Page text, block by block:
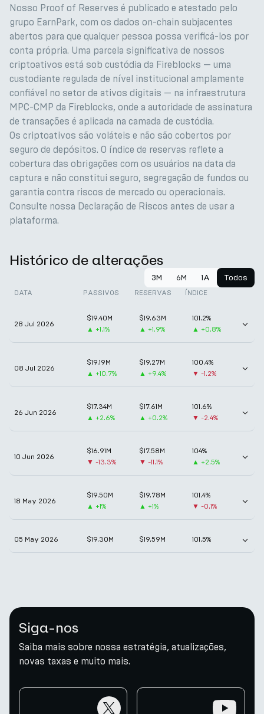
Nosso Proof of Reserves é publicado e atestado pelo
grupo EarnPark, com os dados on-chain subjacentes
abertos para que qualquer pessoa possa verificá-los por
conta própria. Uma parcela significativa de nossos
criptoativos está sob custódia da Fireblocks — uma
custodiante regulada de nível institucional amplamente
confiável no setor de ativos digitais — na infraestrutura
MPC-CMP da Fireblocks, onde a autoridade de assinatura
de transações é aplicada na camada de custódia.
Os criptoativos são voláteis e não são cobertos por
seguro de depósitos. O índice de reservas reflete a
cobertura das obrigações com os usuários na data da
captura e não constitui seguro, segregação de fundos ou
garantia contra riscos de mercado ou operacionais.
Consulte nossa Declaração de Riscos antes de usar a
plataforma.
Histórico de alterações
3M 6M 1A Todos
DATA PASSIVOS RESERVAS ÍNDICE
28 Jul 2026
$19.40M
▲ +1.1%
$19.63M
▲ +1.9%
101.2%
▲ +0.8%
08 Jul 2026
$19.19M
▲ +10.7%
$19.27M
▲ +9.4%
100.4%
▼-1.2%
26 Jun 2026
$17.34M
▲ +2.6%
$17.61M
▲ +0.2%
101.6%
▼-2.4%
10 Jun 2026
$16.91M
▼ -13.3%
$17.58M
▼-11.1%
104%
▲ +2.5%
18 May 2026
$19.50M
▲ +1%
$19.78M
▲ +1%
101.4%
▼-0.1%
05 May 2026 $19.30M $19.59M 101.5%
Siga-nos
Saiba mais sobre nossa estratégia, atualizações,
novas taxas e muito mais.